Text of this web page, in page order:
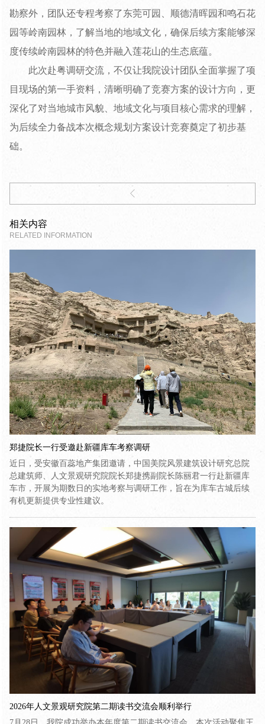
勘察外，团队还专程考察了东莞可园、顺德清晖园和鸣石花
园等岭南园林，了解当地的地域文化，确保后续方案能够深
度传续岭南园林的特色并融入莲花山的生态底蕴。
此次赴粤调研交流，不仅让我院设计团队全面掌握了项
目现场的第一手资料，清晰明确了竞赛方案的设计方向，更
深化了对当地城市风貌、地域文化与项目核心需求的理解，
为后续全力备战本次概念规划方案设计竞赛奠定了初步基
础。
相关内容
RELATED INFORMATION
郑捷院长一行受邀赴新疆库车考察调研
近日，受安徽百蕊地产集团邀请，中国美院风景建筑设计研究总院
总建筑师、人文景观研究院院长郑捷携副院长陈丽君一行赴新疆库
车市，开展为期数日的实地考察与调研工作，旨在为库车古城后续
有机更新提供专业性建议。
2026年人文景观研究院第二期读书交流会顺利举行